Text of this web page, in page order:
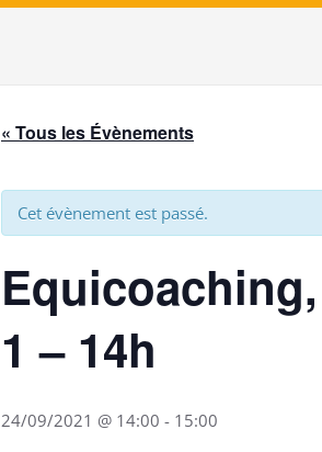
« Tous les Évènements
Cet évènement est passé.
1 – 14h
24/09/2021 @ 14:00 - 15:00